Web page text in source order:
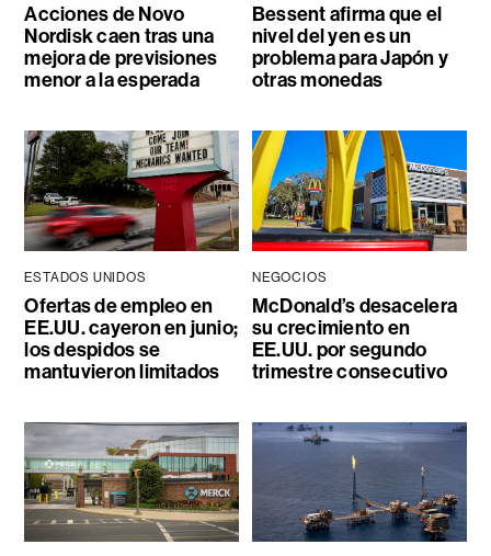
Acciones de Novo
Nordisk caen tras una
mejora de previsiones
menor a la esperada
Bessent afirma que el
nivel del yen es un
problema para Japón y
otras monedas
ESTADOS UNIDOS
Ofertas de empleo en
EE.UU. cayeron en junio;
los despidos se
mantuvieron limitados
NEGOCIOS
McDonald’s desacelera
su crecimiento en
EE.UU. por segundo
trimestre consecutivo